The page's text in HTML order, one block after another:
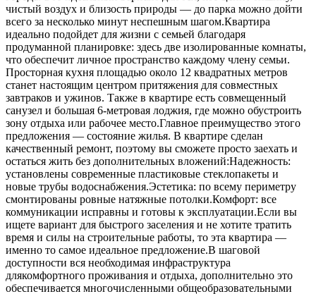
чистый воздух и близость природы — до парка можно дойти
всего за несколько минут неспешным шагом.Квартира
идеально подойдет для жизни с семьей благодаря
продуманной планировке: здесь две изолированные комнаты,
что обеспечит личное пространство каждому члену семьи.
Просторная кухня площадью около 12 квадратных метров
станет настоящим центром притяжения для совместных
завтраков и ужинов. Также в квартире есть совмещенный
санузел и большая 6-метровая лоджия, где можно обустроить
зону отдыха или рабочее место.Главное преимущество этого
предложения — состояние жилья. В квартире сделан
качественный ремонт, поэтому вы сможете просто заехать и
остаться жить без дополнительных вложений:Надежность:
установлены современные пластиковые стеклопакеты и
новые трубы водоснабжения.Эстетика: по всему периметру
смонтированы ровные натяжные потолки.Комфорт: все
коммуникации исправны и готовы к эксплуатации.Если вы
ищете вариант для быстрого заселения и не хотите тратить
время и силы на строительные работы, то эта квартира —
именно то самое идеальное предложение.В шаговой
доступности вся необходимая инфраструктура
длякомфортного проживания и отдыха, дополнительно это
обеспечивается многочисленными общеобразовательными